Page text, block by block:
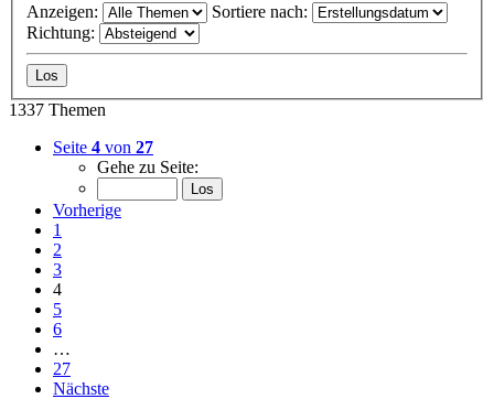
Anzeigen:
Sortiere nach:
Richtung:
1337 Themen
Seite 4 von 27
Gehe zu Seite:
Vorherige
1
2
3
4
5
6
…
27
Nächste